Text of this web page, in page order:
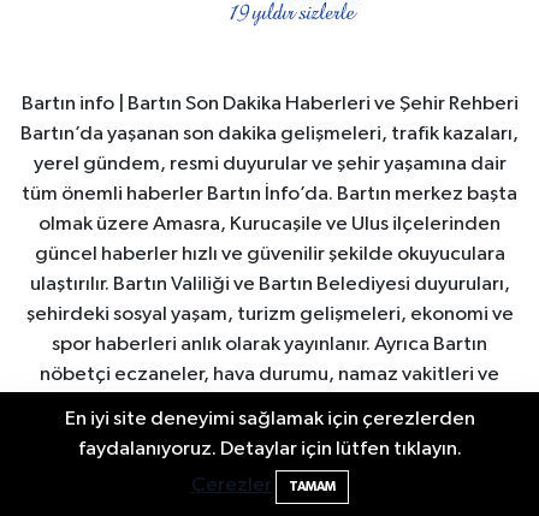
Bartın info | Bartın Son Dakika Haberleri ve Şehir Rehberi
Bartın’da yaşanan son dakika gelişmeleri, trafik kazaları,
yerel gündem, resmi duyurular ve şehir yaşamına dair
tüm önemli haberler Bartın İnfo’da. Bartın merkez başta
olmak üzere Amasra, Kurucaşile ve Ulus ilçelerinden
güncel haberler hızlı ve güvenilir şekilde okuyuculara
ulaştırılır. Bartın Valiliği ve Bartın Belediyesi duyuruları,
şehirdeki sosyal yaşam, turizm gelişmeleri, ekonomi ve
spor haberleri anlık olarak yayınlanır. Ayrıca Bartın
nöbetçi eczaneler, hava durumu, namaz vakitleri ve
İnfo, Bartın’ın nabzını tutan güvenilir yerel haber
platformudur.
En iyi site deneyimi sağlamak için çerezlerden
faydalanıyoruz. Detaylar için lütfen tıklayın.
Çerezler
TAMAM
Bartın'da Şafak Operasyonu: 5 Gözaltı, 4
Şüpheli Aranıyor